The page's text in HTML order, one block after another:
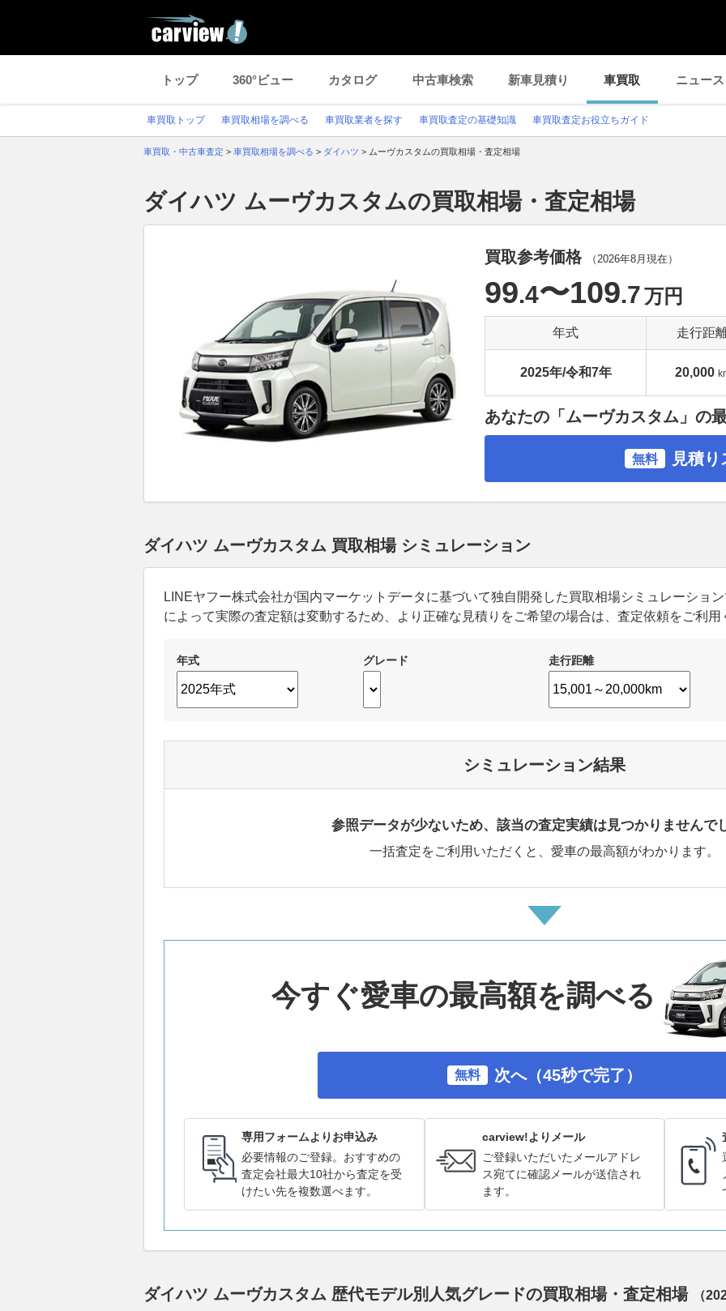
トップ 360°ビュー カタログ 中古車検索 新車見積り 車買取 ニュース
車買取トップ 車買取相場を調べる 車買取業者を探す 車買取査定の基礎知識 車買取査定お役立ちガイド
車買取・中古車査定 > 車買取相場を調べる > ダイハツ > ムーヴカスタムの買取相場・査定相場
ダイハツ ムーヴカスタムの買取相場・査定相場
買取参考価格 （2026年8月 現在）
99.4〜109.7万円
年式 走行距
2025年/令和7年 20,000
あなたの「ムーヴカスタム」の
無料 見積
ダイハツ ムーヴカスタム 買取相場 シミュレーション
LINEヤフー株式会社が国内マーケットデータに基づいて独自開発した買取相場シミュレーショ
によって実際の査定額は変動するため、より正確な見積りをご希望の場合は、査定依頼をご利用
年式 グレード 走行距離
シミュレーション結果
参照データが少ないため、該当の査定実績は見つかりませんで
一括査定をご利用いただくと、愛車の最高額がわかります。
今すぐ愛車の最高額を調べる
無料 次へ（45秒で完了）
専用フォームよりお申込み
必要情報のご登録。おすすめの
査定会社最大10社から査定を受
けたい先を複数選べます。
carview!よりメール
ご登録いただいたメールアドレ
ス宛てに確認メールが送信され
ます。
ダイハツ ムーヴカスタム 歴代モデル別人気グレードの買取相場・査定相場 （